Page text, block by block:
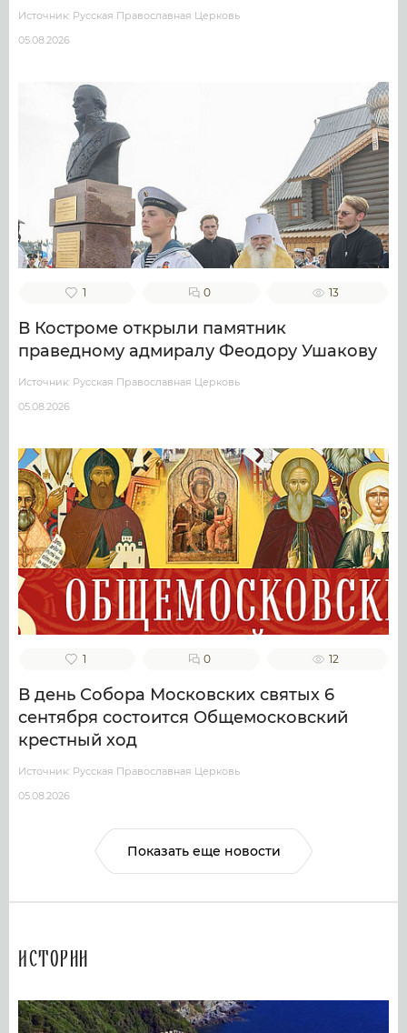
Источник: Русская Православная Церковь
05.08.2026
1 0 13
В Костроме открыли памятник
праведному адмиралу Феодору Ушакову
Источник: Русская Православная Церковь
05.08.2026
1 0 12
В день Собора Московских святых 6
сентября состоится Общемосковский
крестный ход
Источник: Русская Православная Церковь
05.08.2026
Показать еще новости
Истории